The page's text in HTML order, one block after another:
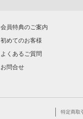
会員特典のご案内
初めてのお客様
よくあるご質問
お問合せ
特定商取